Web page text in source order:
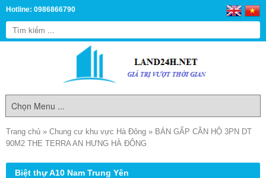
Hotline: 0986866790
Trang chủ » Chung cư khu vực Hà Đông » BÁN GẤP CĂN HỘ 3PN DT
90M2 THE TERRA AN HƯNG HÀ ĐÔNG
Biệt thự A10 Nam Trung Yên